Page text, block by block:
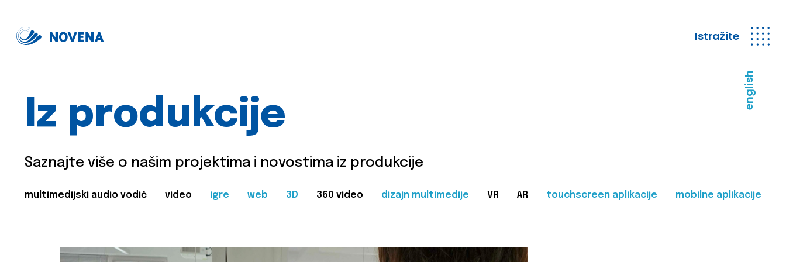
Istražite
english
Iz produkcije
Saznajte više o našim projektima i novostima iz produkcije
multimedijski audio vodič video igre web 3D 360 video dizajn multimedije VR AR touchscreen aplikacije mobilne aplikacije